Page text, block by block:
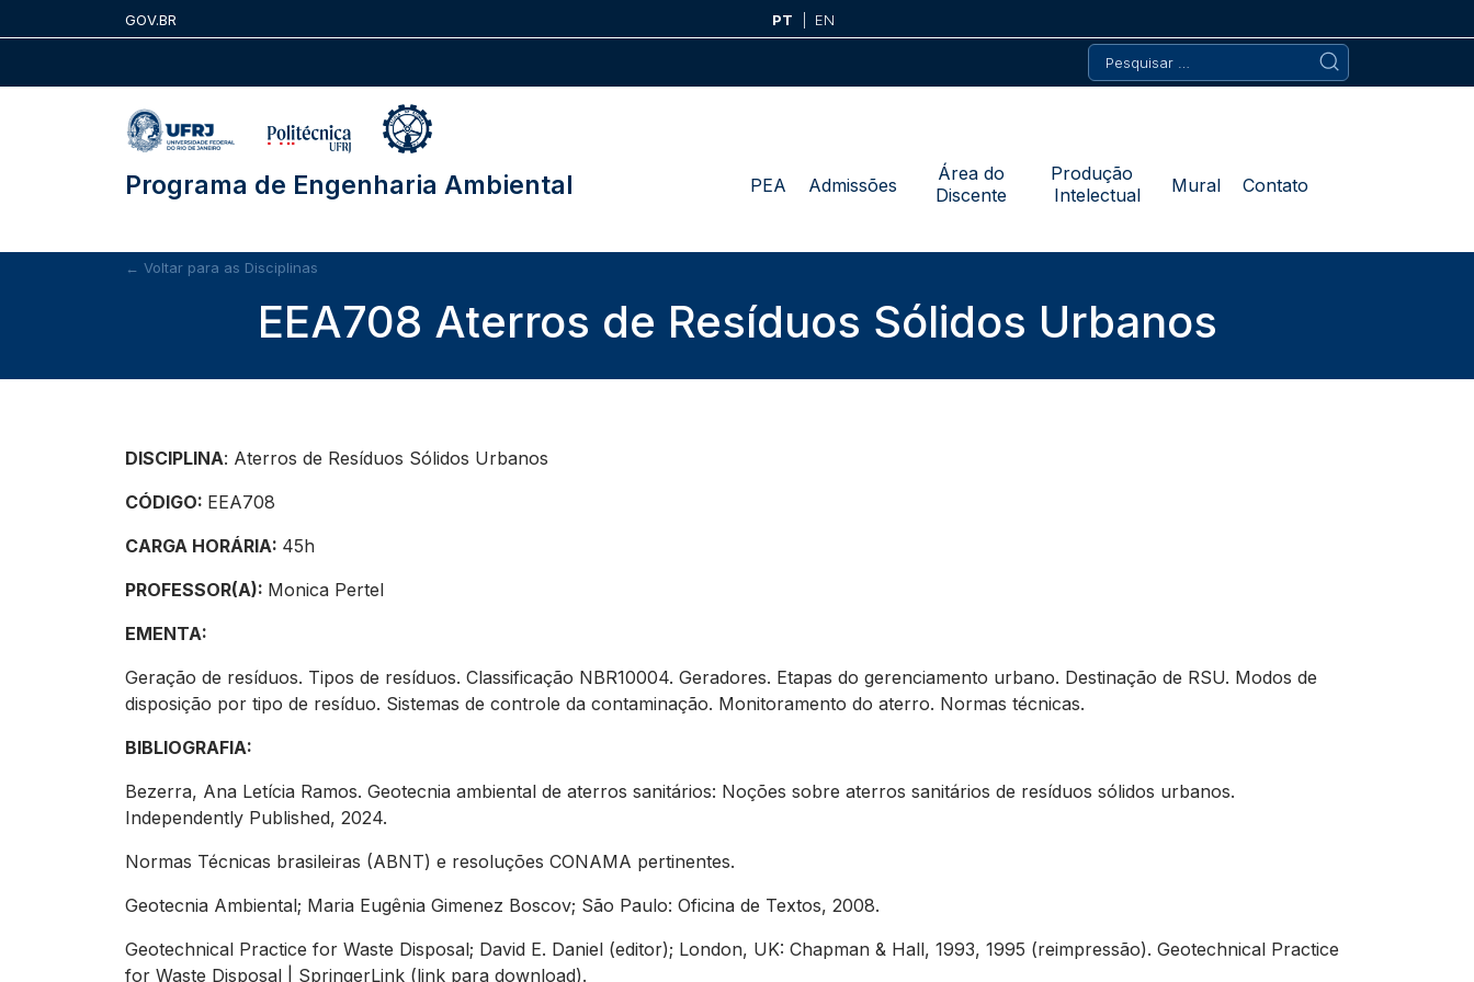
to
GOV.BR PT
EN
Pesquisar
por:
Programa de Engenharia Ambiental PEA Admissões
Área do
Discente
Produção
Intelectual
Mural Contato
← Voltar para as Disciplinas
EEA708 Aterros de Resíduos Sólidos Urbanos
DISCIPLINA: Aterros de Resíduos Sólidos Urbanos
CÓDIGO: EEA708
CARGA HORÁRIA: 45h
PROFESSOR(A): Monica Pertel
EMENTA:
Geração de resíduos. Tipos de resíduos. Classificação NBR10004. Geradores. Etapas do gerenciamento urbano. Destinação de RSU. Modos de
disposição por tipo de resíduo. Sistemas de controle da contaminação. Monitoramento do aterro. Normas técnicas.
BIBLIOGRAFIA:
Bezerra, Ana Letícia Ramos. Geotecnia ambiental de aterros sanitários: Noções sobre aterros sanitários de resíduos sólidos urbanos.
Independently Published, 2024.
Normas Técnicas brasileiras (ABNT) e resoluções CONAMA pertinentes.
Geotecnia Ambiental; Maria Eugênia Gimenez Boscov; São Paulo: Oficina de Textos, 2008.
Geotechnical Practice for Waste Disposal; David E. Daniel (editor); London, UK: Chapman & Hall, 1993, 1995 (reimpressão). Geotechnical Practice
for Waste Disposal | SpringerLink (link para download).